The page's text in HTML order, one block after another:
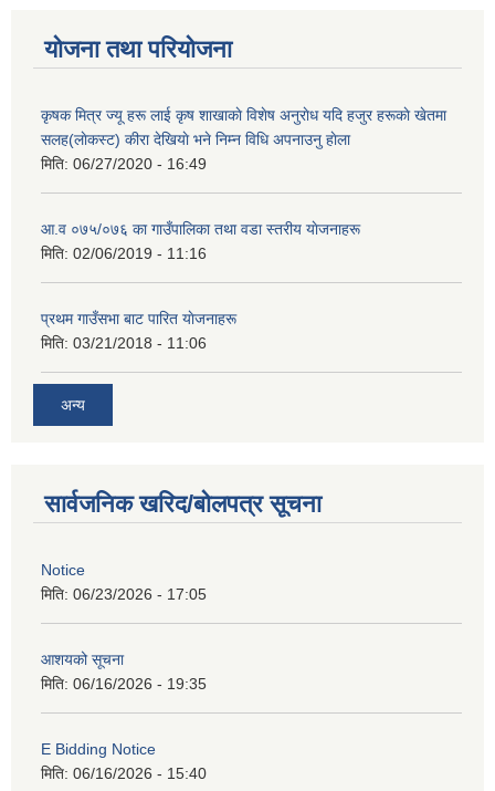
योजना तथा परियोजना
कृषक मित्र ज्यू हरू लाई कृष शाखाकाे विशेष अनुराेध यदि हजुर हरूकाे खेतमा
सलह(लाेकस्ट) कीरा देखियाे भने निम्न विधि अपनाउनु हाेला
मिति: 06/27/2020 - 16:49
आ‍.व ०७५/०७६ का गाउँपालिका तथा वडा स्तरीय याेजनाहरू
मिति: 02/06/2019 - 11:16
प्रथम गाउँसभा बाट पारित याेजनाहरू
मिति: 03/21/2018 - 11:06
अन्य
सार्वजनिक खरिद/बोलपत्र सूचना
Notice
मिति: 06/23/2026 - 17:05
आशयको सूचना
मिति: 06/16/2026 - 19:35
E Bidding Notice
मिति: 06/16/2026 - 15:40